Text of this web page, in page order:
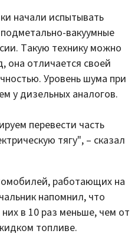
начали испытывать
вакуумные
Такую технику можно
она отличается своей
Уровень шума при
у дизельных аналогов.
перевести часть
тягу", – сказал
работающих на
напомнил, что
в 10 раз меньше, чем от
топливе.